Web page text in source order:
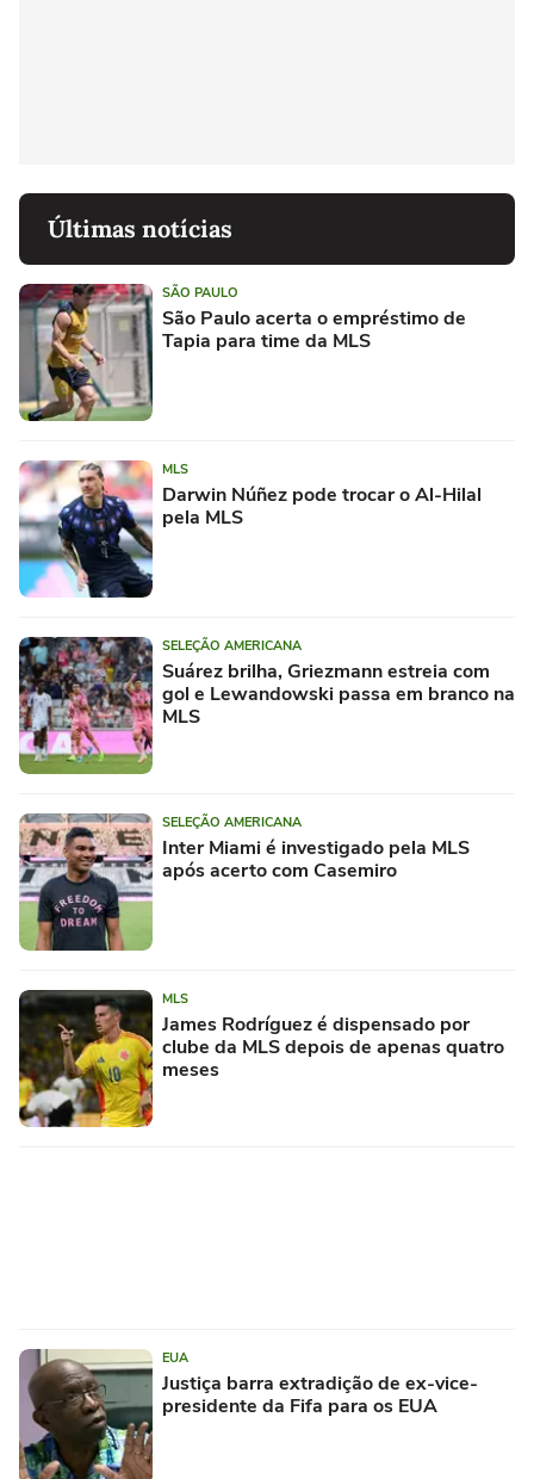
Últimas notícias
SÃO PAULO
São Paulo acerta o empréstimo de
Tapia para time da MLS
MLS
Darwin Núñez pode trocar o Al-Hilal
pela MLS
SELEÇÃO AMERICANA
Suárez brilha, Griezmann estreia com
gol e Lewandowski passa em branco na
MLS
SELEÇÃO AMERICANA
Inter Miami é investigado pela MLS
após acerto com Casemiro
MLS
James Rodríguez é dispensado por
clube da MLS depois de apenas quatro
meses
EUA
Justiça barra extradição de ex-vice-
presidente da Fifa para os EUA